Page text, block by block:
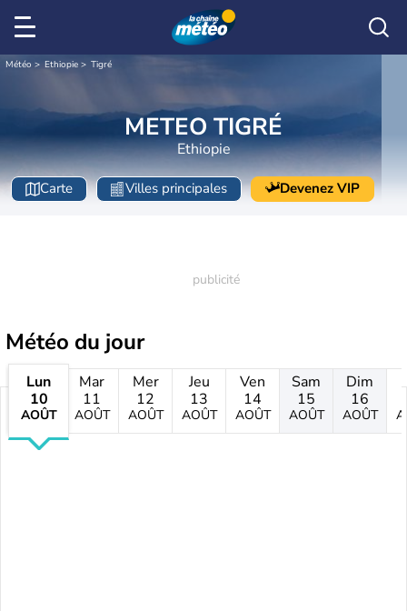
Météo Ethiopie Tigré
METEO TIGRÉ
Ethiopie
Carte Villes principales Devenez VIP
Météo du jour
Lun
10
AOÛT
Mar
11
AOÛT
Mer
12
AOÛT
Jeu
13
AOÛT
Ven
14
AOÛT
Sam
15
AOÛT
Dim
16
AOÛT